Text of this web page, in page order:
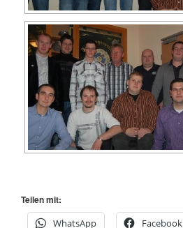
Teilen mit:
WhatsApp
Facebook